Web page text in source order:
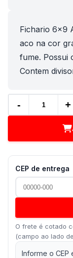
Fichario 6x9
aco na cor
fume. Possui
Contem
- +
CEP de entrega
O frete é cotado
(campo ao lado
Informe o CEP